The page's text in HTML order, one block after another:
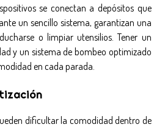
se conectan a depósitos que
un sencillo sistema, garantizan una
o limpiar utensilios. Tener un
y un sistema de bombeo optimizado
en cada parada.
dificultar la comodidad dentro de